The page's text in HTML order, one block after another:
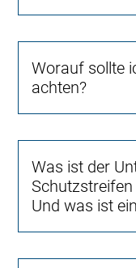
Worauf sollte
achten?
Was ist der
Und was ist